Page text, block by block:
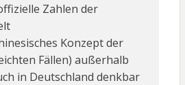
Zahlen der
Konzept der
Fällen) außerhalb
in Deutschland denkbar